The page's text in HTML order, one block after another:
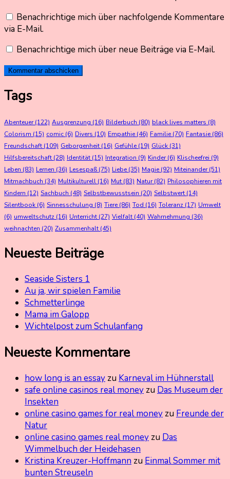
Benachrichtige mich über nachfolgende Kommentare
via E-Mail.
Benachrichtige mich über neue Beiträge via E-Mail.
Tags
Abenteuer(122) Ausgrenzung (16) Bilderbuch (80) black lives matters (8)
Colorism (15) comic (6) Divers (10) Empathie(46) Familie(70) Fantasie(86)
Freundschaft (109) Geborgenheit (16) Gefühle(19) Glück (31)
Hilfsbereitschaft (28) Identität (15) Integration (9) Kinder(6) Klischeefrei (9)
Leben (83) Lernen (36) Lesespaß (75) Liebe(35) Magie(92) Miteinander(51)
Mitmachbuch (34) Multikulturell (16) Mut (83) Natur(82) Philosophieren mit
Kindern (12) Sachbuch (48) Selbstbewusstsein (20) Selbstwert (14)
Silentbook (6) Sinnesschulung (8) Tiere(86) Tod (16) Toleranz (17) Umwelt
(6) umweltschutz (16) Unterricht (27) Vielfalt (40) Wahrnehmung (36)
weihnachten (20) Zusammenhalt (45)
Neueste Beiträge
Seaside Sisters 1
Au ja, wir spielen Familie
Schmetterlinge
Mama im Galopp
Wichtelpost zum Schulanfang
Neueste Kommentare
how long is an essayzu Karneval im Hühnerstall
safe online casinos real moneyzu Das Museum der
Insekten
online casino games for real moneyzu Freunde der
Natur
online casino games real moneyzu Das
Wimmelbuch der Heidehasen
Kristina Kreuzer-Hoffmannzu Einmal Sommer mit
bunten Streuseln